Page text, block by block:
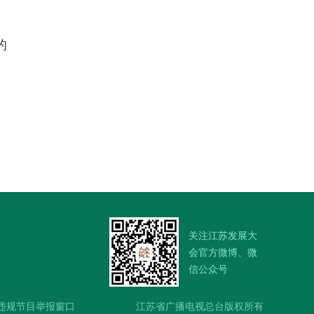
关注江苏发展大
会官方微博、微
信公众号
规节目举报窗口 江苏省广播电视总台版权所有